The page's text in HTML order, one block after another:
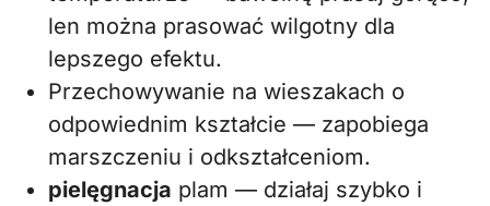
len można prasować wilgotny dla
lepszego efektu.
Przechowywanie na wieszakach o
odpowiednim kształcie — zapobiega
marszczeniu i odkształceniom.
pielęgnacja plam — działaj szybko i